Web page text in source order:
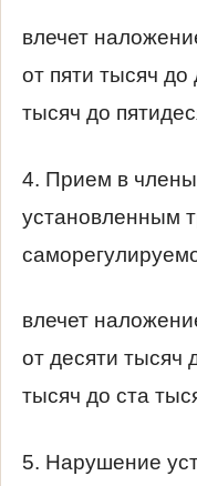
влечет
от пяти тысяч
тысяч до
4. Прием в члены
установленным
влечет
от десяти тысяч
тысяч до ста
5. Нарушение